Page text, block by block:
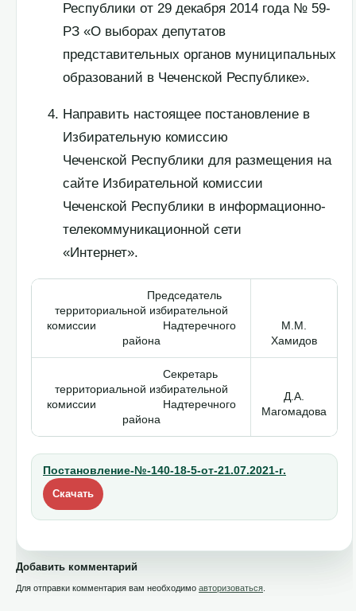
Республики от 29 декабря 2014 года № 59-
РЗ «О выборах депутатов
представительных органов муниципальных
образований в Чеченской Республике».
Направить настоящее постановление в
Избирательную комиссию
Чеченской Республики для размещения на
сайте Избирательной комиссии
Чеченской Республики в информационно-
телекоммуникационной сети
«Интернет».
Председатель
территориальной избирательной
комиссии Надтеречного
района
М.М.
Хамидов
Секретарь
территориальной избирательной
комиссии Надтеречного
района
Д.А.
Магомадова
Постановление-№-140-18-5-от-21.07.2021-г.
Скачать
Добавить комментарий
Для отправки комментария вам необходимо авторизоваться